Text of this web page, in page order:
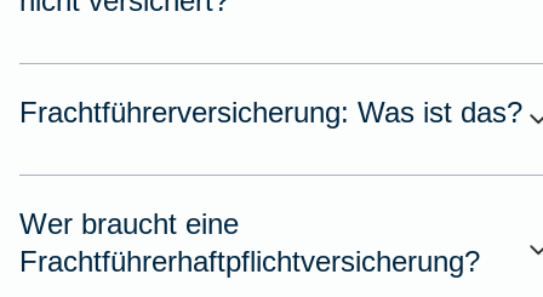
Frachtführerversicherung: Was ist das?
Wer braucht eine
Frachtführerhaftpflichtversicherung?